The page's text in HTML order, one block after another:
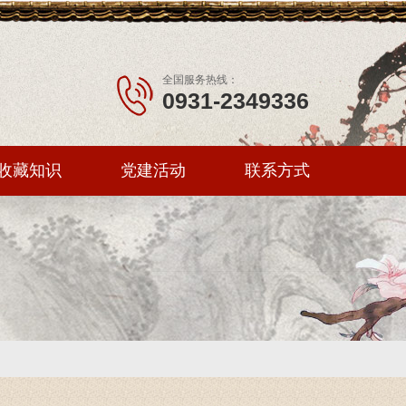
全国服务热线：
0931-2349336
藏知识 党建活动 联系方式